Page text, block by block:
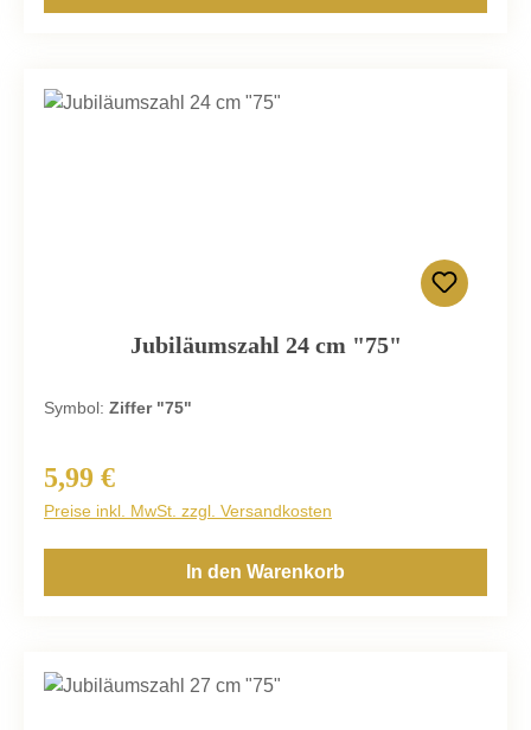
Jubiläumszahl 24 cm "75"
Symbol: Ziffer "75"
Regulärer Preis:
5,99 €
Preise inkl. MwSt. zzgl. Versandkosten
In den Warenkorb